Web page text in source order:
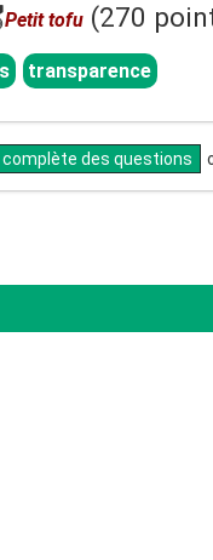
Petit tofu (270
transparence
complète des questions